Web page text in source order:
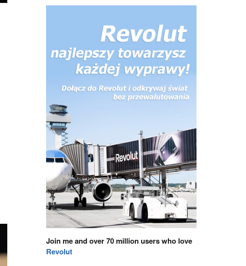
Join me and over 70 million users who love
Revolut